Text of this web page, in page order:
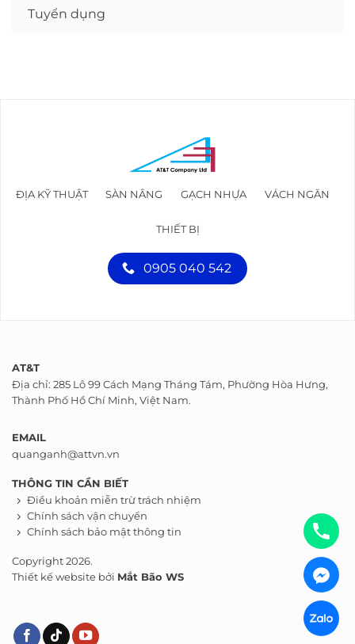
Tuyển dụng
ĐỊA KỸ THUẬT SÀN NÂNG GẠCH NHỰA VÁCH NGĂN
THIẾT BỊ
0905 040 542
AT&T
Địa chỉ: 285 Lô 99 Cách Mạng Tháng Tám, Phường Hòa Hưng,
Thành Phố Hồ Chí Minh, Việt Nam.
EMAIL
quanganh@attvn.vn
THÔNG TIN CẦN BIẾT
Điều khoản miễn trừ trách nhiệm
Chính sách vận chuyển
Chính sách bảo mật thông tin
Copyright 2026.
Thiết kế website bởi Mắt Bão WS